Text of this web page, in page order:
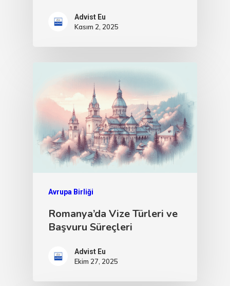
Advist Eu
Kasım 2, 2025
Avrupa Birliği
Romanya’da Vize Türleri ve
Başvuru Süreçleri
Advist Eu
Ekim 27, 2025